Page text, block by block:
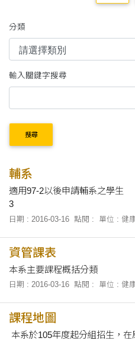
分類
輸入關鍵字搜尋
搜尋
輔系
適用97-2以後申請輔系之學生 科目 學分 備註 必修 程式設計
3
日期 : 2016-03-16 點閱 : 單位 : 健
資管課表
本系主要課程概括分類
日期 : 2016-03-16 點閱 : 單位 : 健
課程地圖
本系於105年度起分組招生，